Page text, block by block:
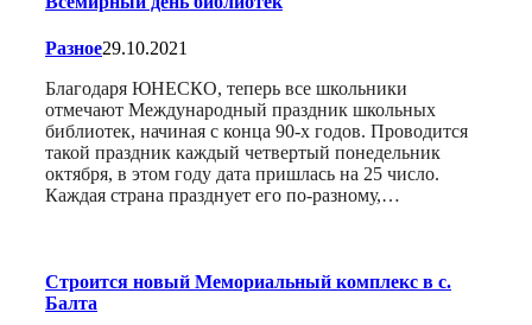
Разное29.10.2021
Благодаря ЮНЕСКО, теперь все школьники
отмечают Международный праздник школьных
библиотек, начиная с конца 90-х годов. Проводится
такой праздник каждый четвертый понедельник
октября, в этом году дата пришлась на 25 число.
Каждая страна празднует его по-разному,…
Строится новый Мемориальный комплекс в с.
Балта